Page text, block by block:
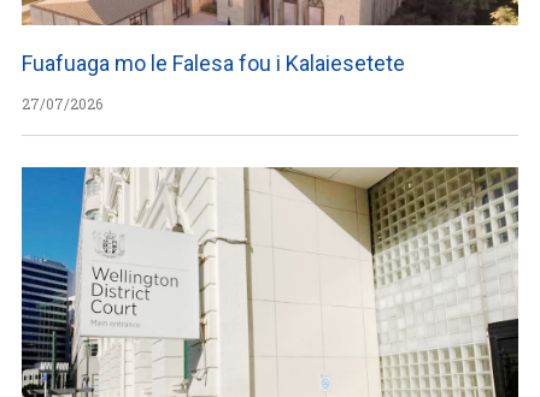
Fuafuaga mo le Falesa fou i Kalaiesetete
27/07/2026